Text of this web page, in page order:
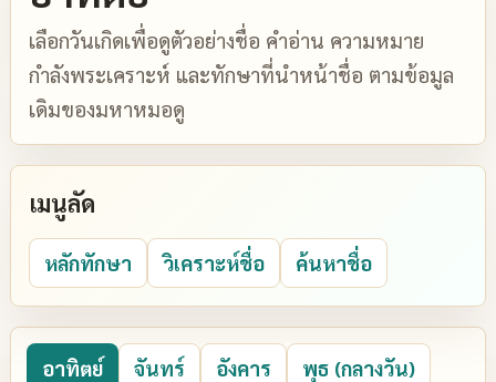
เลือกวันเกิดเพื่อดูตัวอย่างชื่อ คำอ่าน ความหมาย
กำลังพระเคราะห์ และทักษาที่นำหน้าชื่อ ตามข้อมูล
เดิมของมหาหมอดู
เมนูลัด
หลักทักษา วิเคราะห์ชื่อ ค้นหาชื่อ
อาทิตย์ จันทร์ อังคาร
พุธ (กลางวัน)